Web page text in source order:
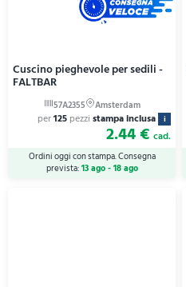
Cuscino pieghevole per sedili -
FALTBAR
per125 pezzi stampa inclusa i
2.44 € cad.
Ordini oggi con stampa. Consegna
prevista:13 ago - 18 ago